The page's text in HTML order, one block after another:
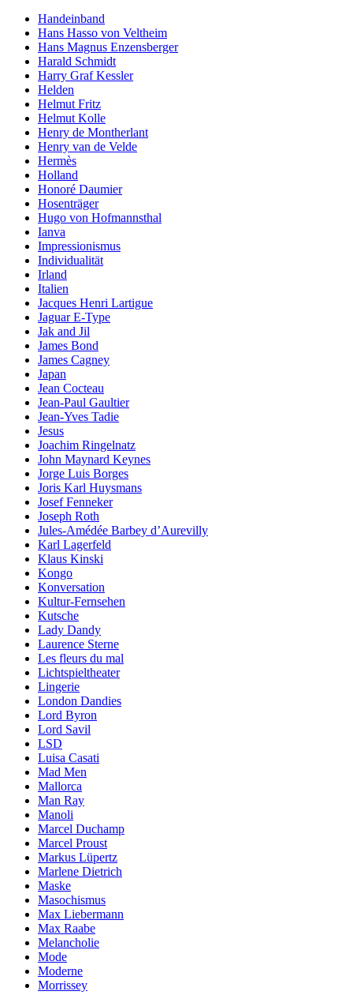
Handeinband
Hans Hasso von Veltheim
Hans Magnus Enzensberger
Harald Schmidt
Harry Graf Kessler
Helden
Helmut Fritz
Helmut Kolle
Henry de Montherlant
Henry van de Velde
Hermès
Holland
Honoré Daumier
Hosenträger
Hugo von Hofmannsthal
Ianva
Impressionismus
Individualität
Irland
Italien
Jacques Henri Lartigue
Jaguar E-Type
Jak and Jil
James Bond
James Cagney
Japan
Jean Cocteau
Jean-Paul Gaultier
Jean-Yves Tadie
Jesus
Joachim Ringelnatz
John Maynard Keynes
Jorge Luis Borges
Joris Karl Huysmans
Josef Fenneker
Joseph Roth
Jules-Amédée Barbey d’Aurevilly
Karl Lagerfeld
Klaus Kinski
Kongo
Konversation
Kultur-Fernsehen
Kutsche
Lady Dandy
Laurence Sterne
Les fleurs du mal
Lichtspieltheater
Lingerie
London Dandies
Lord Byron
Lord Savil
LSD
Luisa Casati
Mad Men
Mallorca
Man Ray
Manoli
Marcel Duchamp
Marcel Proust
Markus Lüpertz
Marlene Dietrich
Maske
Masochismus
Max Liebermann
Max Raabe
Melancholie
Mode
Moderne
Morrissey